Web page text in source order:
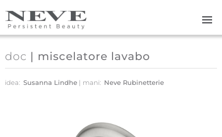
Skip to main content
doc | miscelatore lavabo
idea: Susanna Lindhe mani: Neve Rubinetterie